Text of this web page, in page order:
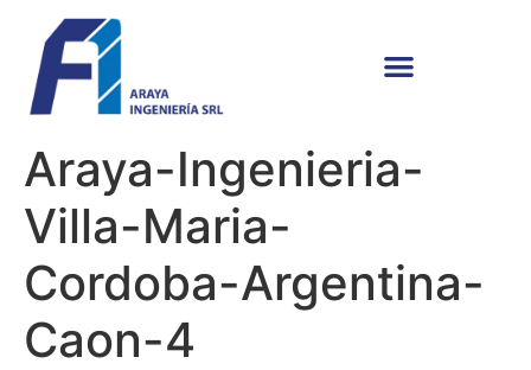
Araya-Ingenieria-
Villa-Maria-
Cordoba-Argentina-
Caon-4